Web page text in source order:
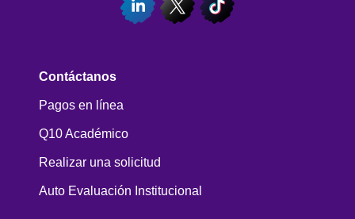
Contáctanos
Pagos en línea
Q10 Académico
Realizar una solicitud
Auto Evaluación Institucional